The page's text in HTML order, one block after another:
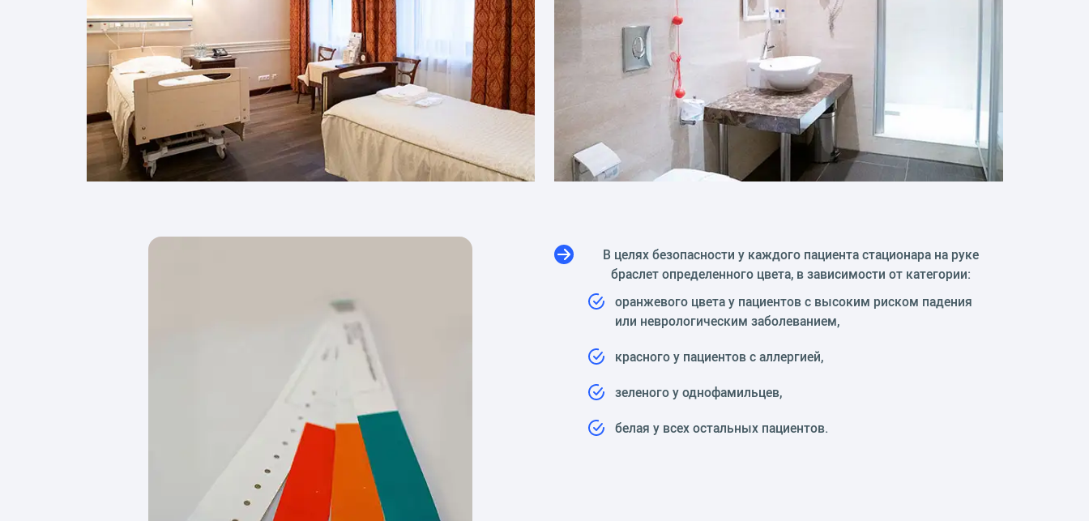
В целях безопасности у каждого пациента стационара на руке
браслет определенного цвета, в зависимости от категории:
оранжевого цвета у пациентов с высоким риском падения
или неврологическим заболеванием,
красного у пациентов с аллергией,
зеленого у однофамильцев,
белая у всех остальных пациентов.